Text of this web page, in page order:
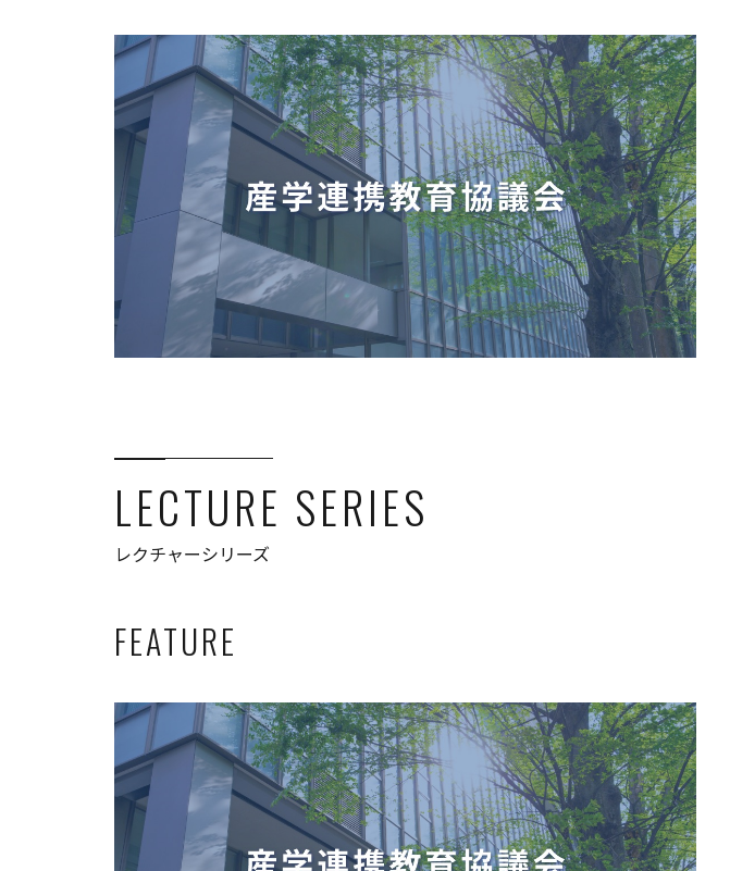
LECTURE SERIES
レクチャーシリーズ
FEATURE